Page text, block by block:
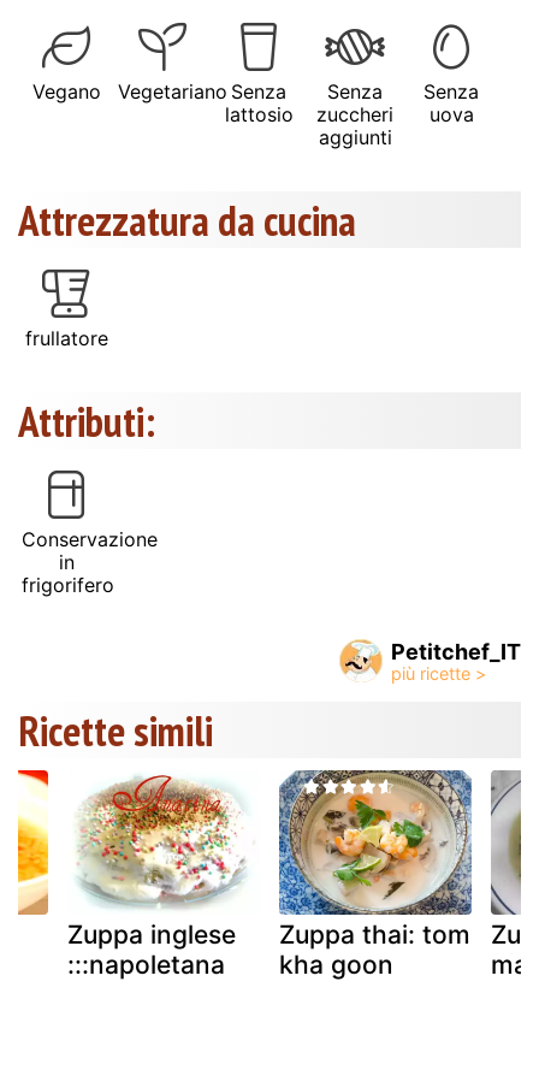
Vegano Vegetariano Senza
lattosio
Senza
zuccheri
aggiunti
Senza
uova
Attrezzatura da cucina
frullatore
Attributi:
Conservazione
in
frigorifero
Petitchef_IT
Ricette simili
Zuppa inglese
:::napoletana
Zuppa thai: tom
kha goon